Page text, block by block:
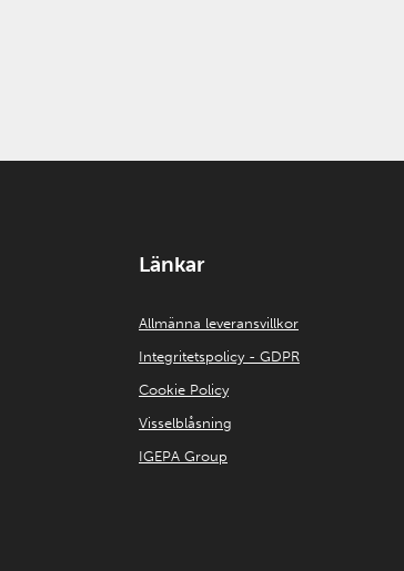
Länkar
Allmänna leveransvillkor
Integritetspolicy - GDPR
Cookie Policy
Visselblåsning
IGEPA Group